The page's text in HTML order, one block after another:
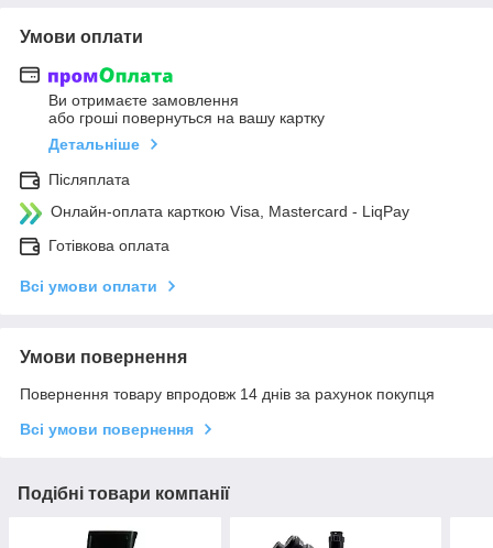
Умови оплати
Ви отримаєте замовлення
або гроші повернуться на вашу картку
Детальніше
Післяплата
Онлайн-оплата карткою Visa, Mastercard - LiqPay
Готівкова оплата
Всі умови оплати
Умови повернення
Повернення товару впродовж 14 днів за рахунок покупця
Всі умови повернення
Подібні товари компанії